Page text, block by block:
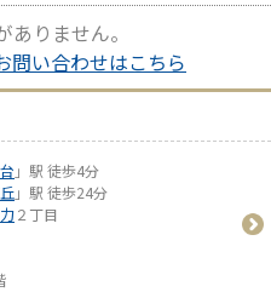
りません。
問い合わせはこちら
」駅 徒歩4分
」駅 徒歩24分
２丁目